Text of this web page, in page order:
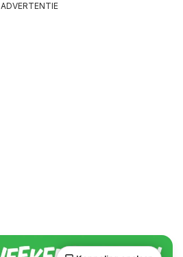
ADVERTENTIE